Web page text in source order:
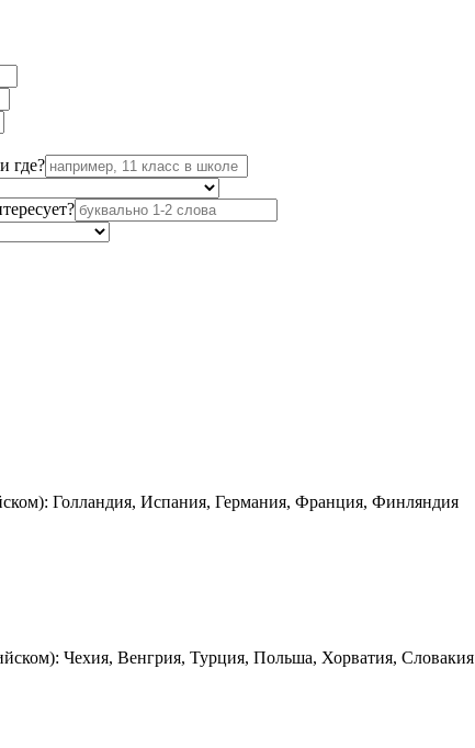
где?
Голландия, Испания, Германия, Франция, Финляндия
Чехия, Венгрия, Турция, Польша, Хорватия, Словакия